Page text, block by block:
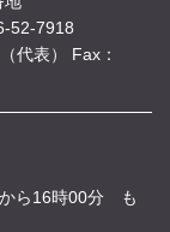
52-7918
代表）
Fax：
ら16時00分 も